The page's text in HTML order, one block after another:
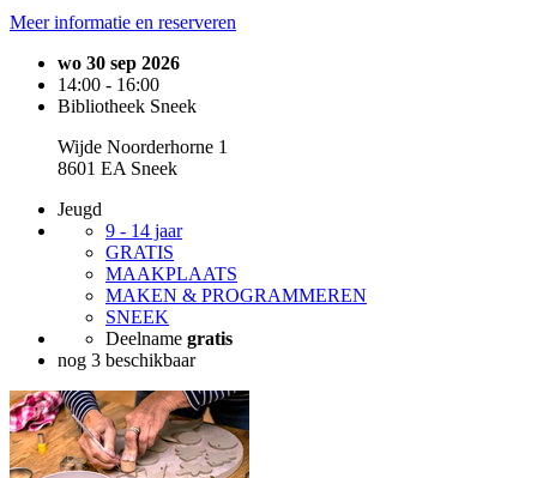
Meer informatie en reserveren
wo 30 sep 2026
14:00 - 16:00
Bibliotheek Sneek
Wijde Noorderhorne 1
8601 EA Sneek
Jeugd
9 - 14 jaar
GRATIS
MAAKPLAATS
MAKEN & PROGRAMMEREN
SNEEK
Deelname gratis
nog 3 beschikbaar